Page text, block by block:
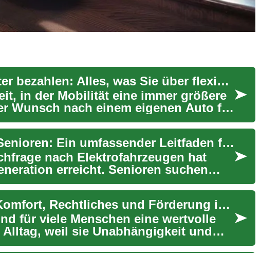
Auto kaufen, später bezahlen: Alles, was Sie über flexible Finanzierungsmöglichkeiten wissen müssen
in der Mobilität eine immer größere
Wunsch nach einem eigenen Auto für
Elektroautos für Senioren: Ein umfassender Leitfaden für kompakte und erschwingliche Modelle
nach Elektrofahrzeugen hat
erreicht. Senioren suchen
Mobilitätsroller: Komfort, Rechtliches und Förderung im Überblick
für viele Menschen eine wertvolle
weil sie Unabhängigkeit und